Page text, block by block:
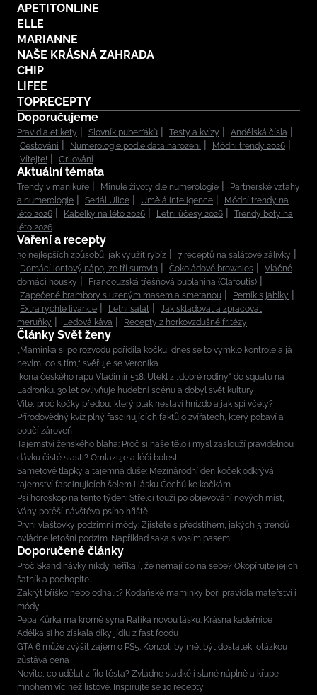
APETITONLINE
ELLE
MARIANNE
NAŠE KRÁSNÁ ZAHRADA
CHIP
LIFEE
TOPRECEPTY
Doporučujeme
Pravidla etikety Slovník puberťáků Testy a kvízy
Andělská čísla
Cestování
Numerologie podle data narození
Módní trendy 2026
Vítejte!
Grilování
Aktuální témata
Trendy v manikúře Minulé životy dle numerologie
Partnerské vztahy
a numerologie
Seriál Ulice Umělá inteligence
Módní trendy na
léto 2026
Kabelky na léto 2026 Letní účesy 2026
Trendy boty na
léto 2026
Vaření a recepty
30 nejlepších způsobů, jak využít rybíz
7 receptů na salátové zálivky
Domácí iontový nápoj ze tří surovin
Čokoládové brownies
Vláčné
domácí housky
Francouzská třešňová bublanina (Clafoutis)
Zapečené brambory s uzeným masem a smetanou
Perník s jablky
Extra rychlé lívance
Letní salát
Jak skladovat a zpracovat
meruňky
Ledová káva Recepty z horkovzdušné fritézy
Články Svět ženy
„Maminka si po rozvodu pořídila kočku, dnes se to vymklo kontrole a já
nevím, co s tím,“ svěřuje se Veronika
Ikona českého rapu Vladimír 518: Utekl z „dobré rodiny“ do squatu na
Ladronku. 30 let ovlivňuje hudební scénu a dobyl svět kultury
Víte, proč kočky předou, který pták nestaví hnízdo a jak spí včely?
Přírodovědný kvíz plný fascinujících faktů o zvířatech, který pobaví a
poučí zároveň
Tajemství ženského blaha: Proč si naše tělo i mysl zaslouží pravidelnou
dávku čisté slasti? Omlazuje a léčí bolest
Sametové tlapky a tajemná duše: Mezinárodní den koček odkrývá
tajemství fascinujících šelem i lásku Čechů ke kočkám
Psí horoskop na tento týden: Střelci touží po objevování nových míst,
Váhy potěší návštěva psího hřiště
První vlaštovky podzimní módy: Zjistěte s předstihem, jakých 5 trendů
ovládne letošní podzim. Například saka s vosím pasem
Doporučené články
Proč Skandinávky nikdy neříkají, že nemají co na sebe? Okopírujte jejich
šatník a pochopíte...
Zakrýt bříško nebo odhalit? Kodaňské maminky boří pravidla mateřství i
módy
Pepa Kůrka má kromě syna Rafíka novou lásku: Krásná kadeřnice
Adélka si ho získala díky jídlu z fast foodu
GTA 6 může zvýšit zájem o PS5. Konzolí by měl být dostatek, otázkou
zůstává cena
Nevíte, co udělat z filo těsta? Zvládne sladké i slané náplně a křupe
mnohem víc než listové. Inspirujte se 10 recepty